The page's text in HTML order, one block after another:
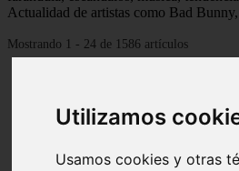
Utilizamos
Usamos cookies y otras
Actualidad de artistas como Bad
Mostrando 1 - 24 de 1586 artículos